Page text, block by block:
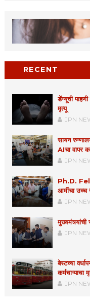
RECENT
डेंग्यूची
मृत्यू
JPN
सायन
AIचा वापर
JPN
Ph.D.
आर्मीचा उच्च
JPN
JPN
बेस्टच्या
कर्मचाऱ्याचा
JPN